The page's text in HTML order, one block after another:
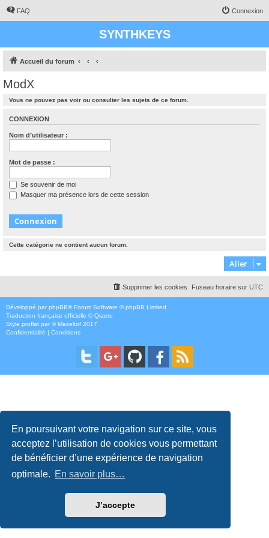
En poursuivant votre navigation sur ce site, vous
acceptez l’utilisation de cookies vous permettant
de bénéficier d’une expérience de navigation
optimale. En savoir plus…
J’accepte
FAQ Connexion
SYNTHKEYS
Accueil du forum
ModX
Vous ne pouvez pas voir ou consulter les sujets de ce forum.
CONNEXION
Nom d’utilisateur :
Mot de passe :
Se souvenir de moi
Masquer ma présence lors de cette session
Cette catégorie ne contient aucun forum.
Aller
Fuseau horaire sur UTC
Supprimer les cookies
Développé par phpBB® Forum Software © phpBB Limited
Traduction française officielle ©Qiaeru
Style proflat par ©Mazeltof 2017
Confidentialité | Conditions